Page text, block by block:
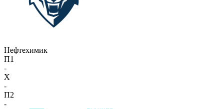
Нефтехимик
П1
-
X
-
П2
-